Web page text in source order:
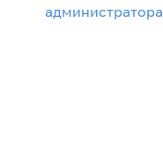
администратора